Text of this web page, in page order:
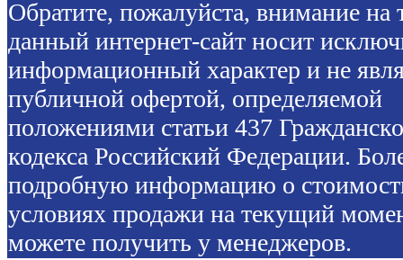
Обратите, пожалуйста, внимание на
данный интернет-сайт носит
информационный характер и не
публичной офертой, определяемой
положениями статьи 437
кодекса Российский Федерации.
подробную информацию о
условиях продажи на текущий
можете получить у менеджеров.